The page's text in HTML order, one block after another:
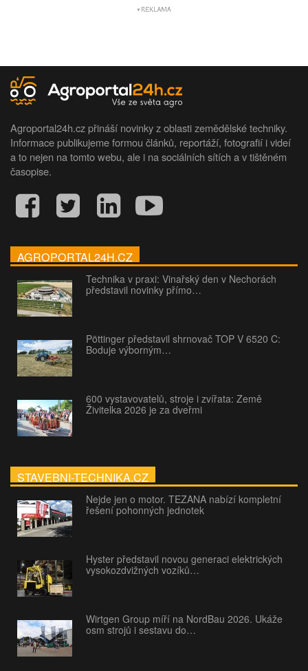
Agroportal24h.cz přináší novinky z oblasti zemědělské techniky.
Informace publikujeme formou článků, reportáží, fotografií i videí
a to nejen na tomto webu, ale i na sociálních sítích a v tištěném
časopise.
AGROPORTAL24H.CZ
Technika v praxi: Vinařský den v Nechorách
představil novinky přímo…
Pöttinger představil shrnovač TOP V 6520 C:
Boduje výborným…
600 vystavovatelů, stroje i zvířata: Země
Živitelka 2026 je za dveřmi
STAVEBNI-TECHNIKA.CZ
Nejde jen o motor. TEZANA nabízí kompletní
řešení pohonných jednotek
Hyster představil novou generaci elektrických
vysokozdvižných vozíků…
Wirtgen Group míří na NordBau 2026. Ukáže
osm strojů i sestavu do…